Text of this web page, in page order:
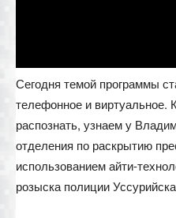
Сегодня темой программы
телефонное и виртуальное.
распознать, узнаем у
отделения по раскрытию
использованием айти-
розыска полиции